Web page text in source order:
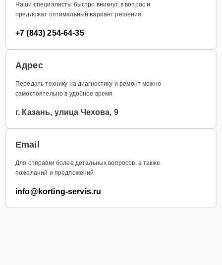
Наши специалисты быстро вникнут в вопрос и
предложат оптимальный вариант решения
+7 (843) 254-64-35
Адрес
Передать технику на диагностику и ремонт можно
самостоятельно в удобное время
г. Казань, улица Чехова, 9
Email
Для отправки более детальных вопросов, а также
пожеланий и предложений
info@korting-servis.ru